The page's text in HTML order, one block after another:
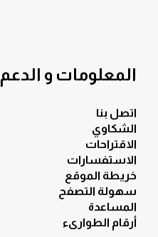
المعلومات و الدعم
اتصل بنا
الشكاوي
الاقتراحات
الاستفسارات
خريطة الموقع
سهولة التصفح
المساعدة
أرقام الطوارىء